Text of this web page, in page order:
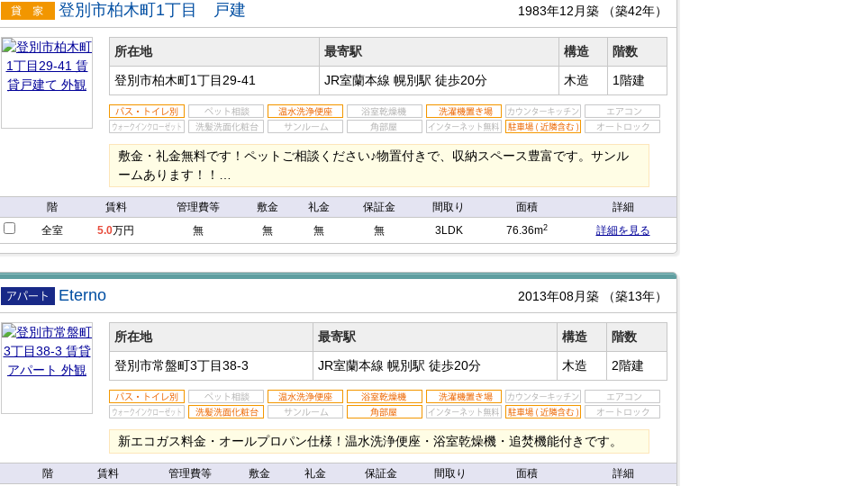
賃貸戸建
て
登別市柏木町1丁目 戸建 1983年12月築 （築42年）
所在地 最寄駅 構造
階数
登別市柏木町1丁目29-41
JR室蘭本線 幌別駅 徒歩20分 木造 1階建
敷金・礼金無料です！ペットご相談ください♪物置付きで、収納スペース豊富です。サンル
ームあります！！…
階 賃料 管理費等 敷金 礼金 保証金 間取り 面積
詳細
全室
5.0万円 無 無 無 無 3LDK 76.36m2 詳細を見る
賃貸アパ
ート
Eterno 2013年08月築 （築13年）
所在地 最寄駅 構造
階数
登別市常盤町3丁目38-3
JR室蘭本線 幌別駅 徒歩20分 木造 2階建
新エコガス料金・オールプロパン仕様！温水洗浄便座・浴室乾燥機・追焚機能付きです。
階 賃料 管理費等 敷金 礼金 保証金 間取り 面積
詳細